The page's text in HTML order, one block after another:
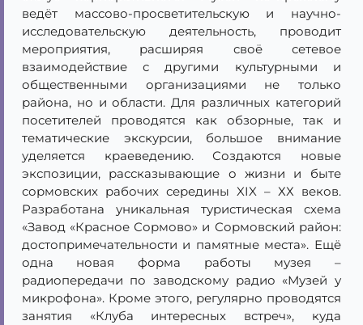
ведёт массово-просветительскую и научно-
исследовательскую деятельность, проводит
мероприятия, расширяя своё сетевое
взаимодействие с другими культурными и
общественными организациями не только
района, но и области. Для различных категорий
посетителей проводятся как обзорные, так и
тематические экскурсии, большое внимание
уделяется краеведению. Создаются новые
экспозиции, рассказывающие о жизни и быте
сормовских рабочих середины XIX – ХХ веков.
Разработана уникальная туристическая схема
«Завод «Красное Сормово» и Сормовский район:
достопримечательности и памятные места». Ещё
одна новая форма работы музея –
радиопередачи по заводскому радио «Музей у
микрофона». Кроме этого, регулярно проводятся
занятия «Клуба интересных встреч», куда